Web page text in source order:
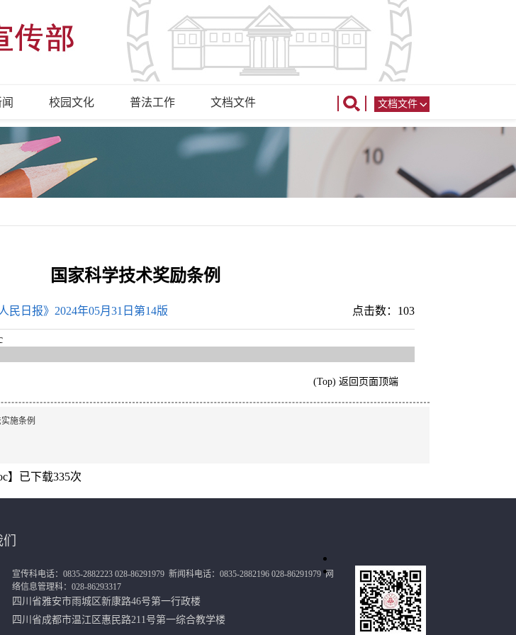
校园文化 普法工作 文档文件 文档文件
国家科学技术奖励条例
点击数： 103
人民日报》2024年05月31日第14版
(Top) 返回页面顶端
施条例
】已下载335次
宣传科电话：0835-2882223 028-86291979 新闻科电话：0835-2882196 028-86291979网
络信息管理科：028-86293317
四川省雅安市雨城区新康路46号第一行政楼
四川省成都市温江区惠民路211号第一综合教学楼